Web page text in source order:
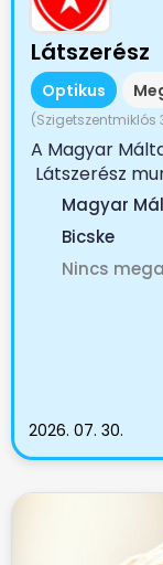
Látszerész
Optikus
(Szigetszentmiklós
A Magyar
Látszerész
Magyar
Bicske
Nincs
2026. 07. 30.